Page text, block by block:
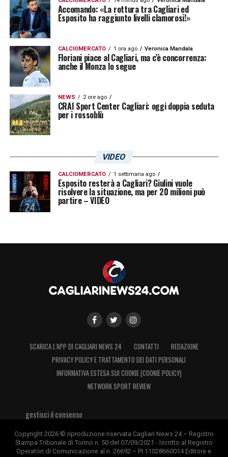
portare a casa qualcosa”. Una specie di
veggente. Un’operazione a cui sono molto
legato è quella relativa alla stagione 2003-
2004, quando il Cagliari era in Serie B. C’era
da sostituire Gian Piero Ventura perché la
squadra stava andando male. Decidemmo di
prendere Edi Reja che arrivava da una serie
di esoneri. Un azzardo. Ma da lì in avanti la
squadra prese il volo e arrivò la promozione
in Serie A».
Una scelta coraggiosa, diventata uno dei
momenti simbolo della storia recente del
Cagliari.
Accomando: «La rottura tra Cagliari ed
Esposito ha raggiunto livelli clamorosi!»
CALCIOMERCATO 1 ora ago Veronica Mandala
Floriani piace al Cagliari, ma c’è concorrenza:
anche il Monza lo segue
NEWS 2 ore ago
CRAI Sport Center Cagliari: oggi doppia seduta
per i rossoblù
VIDEO
CALCIOMERCATO 1 settimana ago
Esposito resterà a Cagliari? Giulini vuole
risolvere la situazione, ma per 20 milioni può
partire – VIDEO
SCARICA L’APP DI CAGLIARI NEWS 24 CONTATTI
REDAZIONE
PRIVACY POLICY E TRATTAMENTO DEI DATI PERSONALI
INFORMATIVA ESTESA SUI COOKIE (COOKIE POLICY)
NETWORK SPORT REVIEW
gestisci il consenso
Copyright 2026 © riproduzione riservata Cagliari News 24 – Registro
Stampa Tribunale di Torino n. 50 del 07/09/2021 - Iscritto al Registro
Operatori di Comunicazione al n. 26692 – PI 11028660014 Editore e